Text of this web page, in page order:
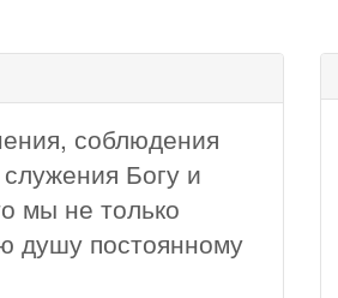
соблюдения
Богу и
мы не только
душу постоянному